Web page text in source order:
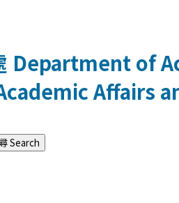
Department of
Affairs